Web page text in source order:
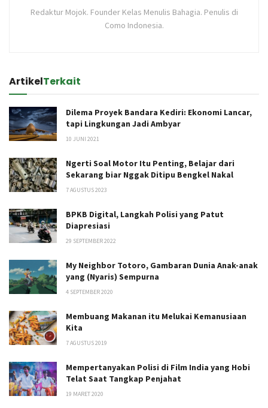
Redaktur Mojok. Founder Kelas Menulis Bahagia. Penulis di
Como Indonesia.
ArtikelTerkait
Dilema Proyek Bandara Kediri: Ekonomi Lancar,
tapi Lingkungan Jadi Ambyar
10 JUNI 2021
Ngerti Soal Motor Itu Penting, Belajar dari
Sekarang biar Nggak Ditipu Bengkel Nakal
7 AGUSTUS 2023
BPKB Digital, Langkah Polisi yang Patut
Diapresiasi
29 SEPTEMBER 2022
My Neighbor Totoro, Gambaran Dunia Anak-anak
yang (Nyaris) Sempurna
4 SEPTEMBER 2020
Membuang Makanan itu Melukai Kemanusiaan
Kita
7 AGUSTUS 2019
Mempertanyakan Polisi di Film India yang Hobi
Telat Saat Tangkap Penjahat
19 MARET 2020